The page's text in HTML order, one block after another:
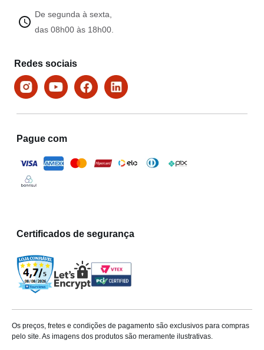
De segunda à sexta,
das 08h00 às 18h00.
Redes sociais
Pague com
Certificados de segurança
Os preços, fretes e condições de pagamento são exclusivos para compras
pelo site. As imagens dos produtos são meramente ilustrativas.